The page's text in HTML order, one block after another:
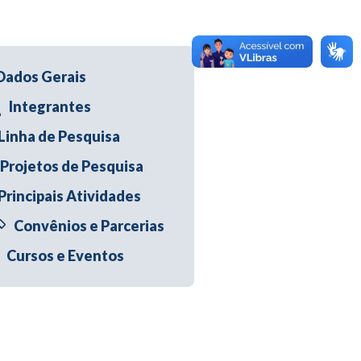
Gerais
Integrantes
de Pesquisa
Projetos de Pesquisa
Atividades
Convênios e Parcerias
Cursos e Eventos